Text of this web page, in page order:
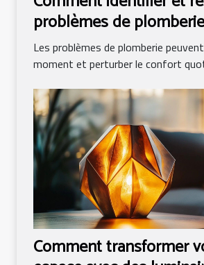
problèmes de
?
Les problèmes de plomberie
moment et perturber le confort
Comment transformer